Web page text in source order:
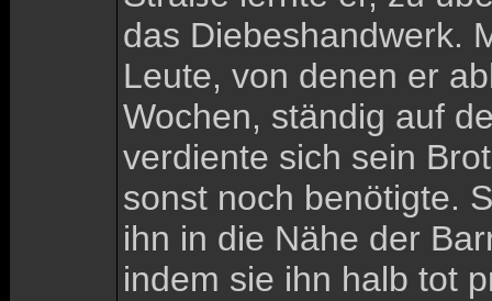
das Diebeshandwerk.
Leute, von denen er
Wochen, ständig auf
verdiente sich sein
sonst noch benötigte.
ihn in die Nähe der
indem sie ihn halb tot